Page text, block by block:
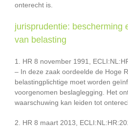
onterecht is.
jurisprudentie: bescherming
van belasting
1. HR 8 november 1991,
– In deze zaak oordeelde de Hoge
belastingplichtige moet worden
voorgenomen beslaglegging. Het
waarschuwing kan leiden tot
2. HR 8 maart 2013,